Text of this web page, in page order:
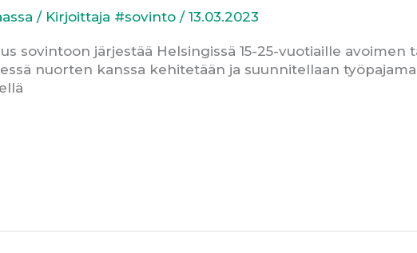
/ Kirjoittaja #sovinto / 13.03.2023
sovintoon järjestää Helsingissä 15-25-vuotiaille avoimen
nuorten kanssa kehitetään ja suunnitellaan